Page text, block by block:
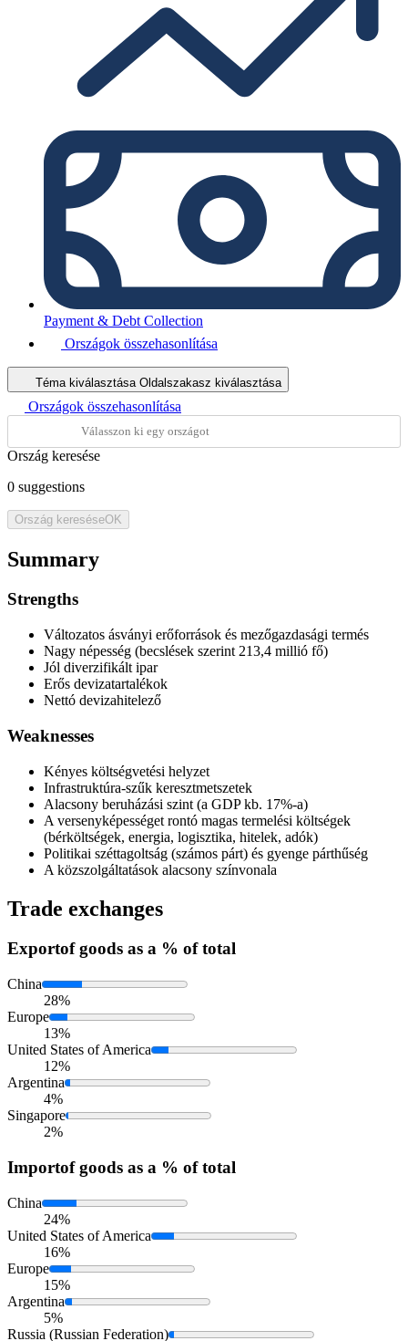
Payment & Debt Collection
Országok összehasonlítása
Téma kiválasztása Oldalszakasz kiválasztása
Országok összehasonlítása
Ország keresése
0 suggestions
Ország kereséseOK
Summary
Strengths
Változatos ásványi erőforrások és mezőgazdasági termés
Nagy népesség (becslések szerint 213,4 millió fő)
Jól diverzifikált ipar
Erős devizatartalékok
Nettó devizahitelező
Weaknesses
Kényes költségvetési helyzet
Infrastruktúra-szűk keresztmetszetek
Alacsony beruházási szint (a GDP kb. 17%-a)
A versenyképességet rontó magas termelési költségek
(bérköltségek, energia, logisztika, hitelek, adók)
Politikai széttagoltság (számos párt) és gyenge párthűség
A közszolgáltatások alacsony színvonala
Trade exchanges
Exportof goods as a % of total
China
28%
Europe
13%
United States of America
12%
Argentina
4%
Singapore
2%
Importof goods as a % of total
China
24%
United States of America
16%
Europe
15%
Argentina
5%
Russia (Russian Federation)